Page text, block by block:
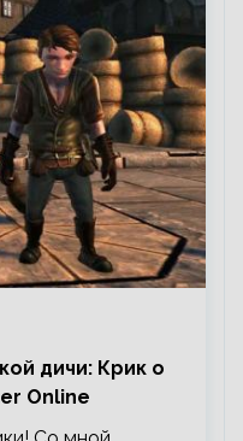
дичи: Крик о
Online